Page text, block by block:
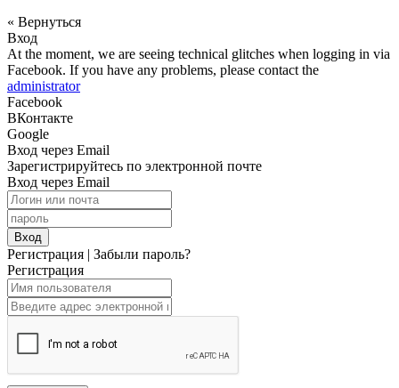
« Вернуться
Вход
At the moment, we are seeing technical glitches when logging in via
Facebook. If you have any problems, please contact the
administrator
Facebook
ВКонтакте
Google
Вход через Email
Зарегистрируйтесь по электронной почте
Вход через Email
Вход
Регистрация | Забыли пароль?
Регистрация